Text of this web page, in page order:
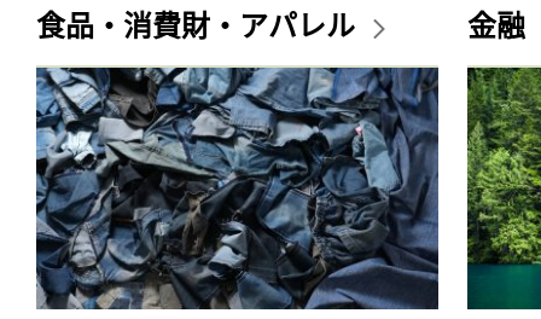
食品・消費財・アパレル 金融